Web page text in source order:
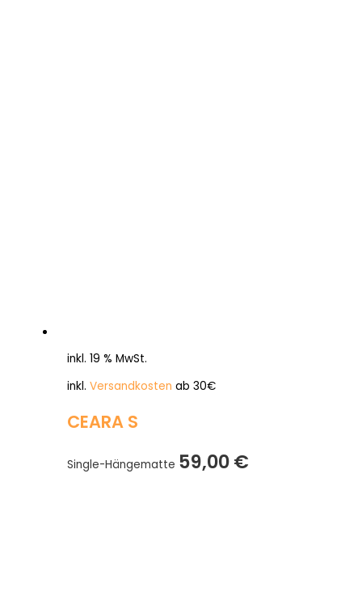
inkl. 19 % MwSt.
inkl. Versandkosten ab 30€
CEARA S
Single-Hängematte 59,00€